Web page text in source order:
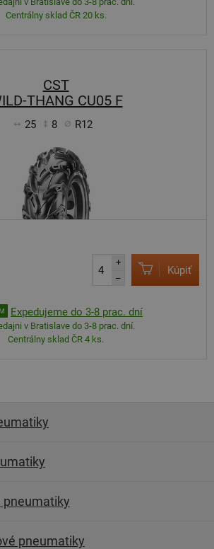
Centrálny sklad ČR 20 ks.
CST
THANG CU05 F
25 8 R12
+
–
Kúpiť
Expedujeme do 3-8 prac. dní
v Bratislave do 3-8 prac. dní.
Centrálny sklad ČR 4 ks.
pneumatiky
pneumatiky